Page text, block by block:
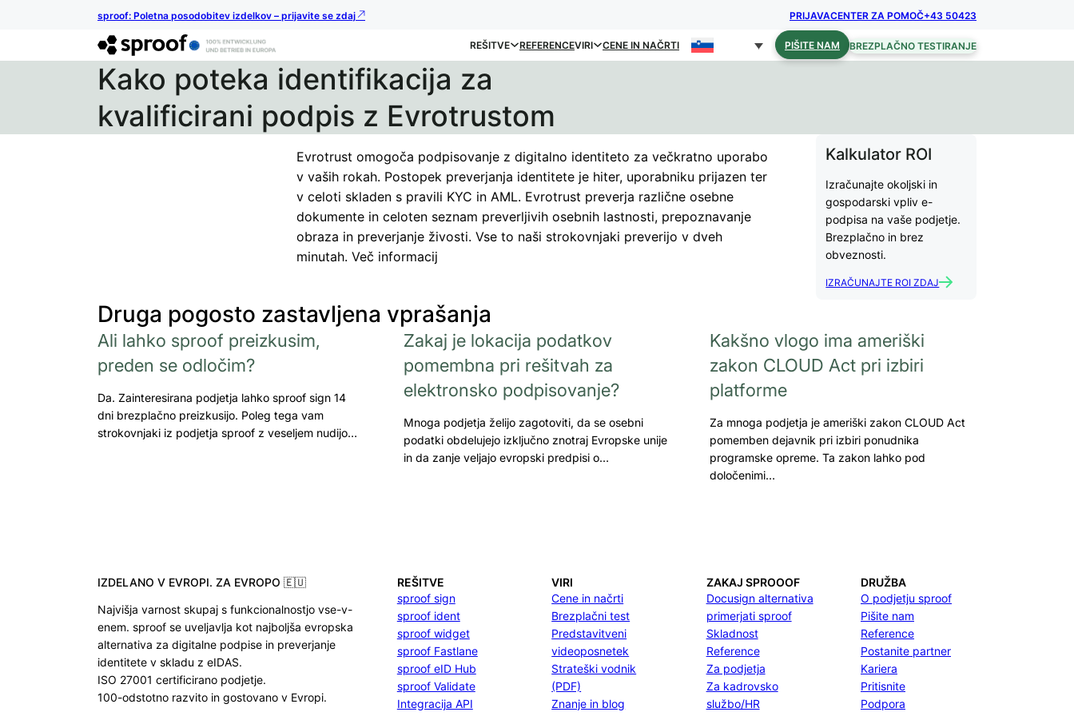
sproof: Poletna posodobitev izdelkov – prijavite se zdaj PRIJAVACENTER ZA POMOČ+43 50423
REŠITVE REFERENCEVIRI CENE IN NAČRTI PIŠITE NAM BREZPLAČNO TESTIRANJE
Kako poteka identifikacija za
kvalificirani podpis z Evrotrustom
Evrotrust omogoča podpisovanje z digitalno identiteto za večkratno uporabo
v vaših rokah. Postopek preverjanja identitete je hiter, uporabniku prijazen ter
v celoti skladen s pravili KYC in AML. Evrotrust preverja različne osebne
dokumente in celoten seznam preverljivih osebnih lastnosti, prepoznavanje
obraza in preverjanje živosti. Vse to naši strokovnjaki preverijo v dveh
minutah. Več informacij
Kalkulator ROI
Izračunajte okoljski in
gospodarski vpliv e-
podpisa na vaše podjetje.
Brezplačno in brez
obveznosti.
IZRAČUNAJTE ROI ZDAJ
Druga pogosto zastavljena vprašanja
Ali lahko sproof preizkusim,
preden se odločim?
Da. Zainteresirana podjetja lahko sproof sign 14
dni brezplačno preizkusijo. Poleg tega vam
strokovnjaki iz podjetja sproof z veseljem nudijo…
Zakaj je lokacija podatkov
pomembna pri rešitvah za
elektronsko podpisovanje?
Mnoga podjetja želijo zagotoviti, da se osebni
podatki obdelujejo izključno znotraj Evropske unije
in da zanje veljajo evropski predpisi o…
Kakšno vlogo ima ameriški
zakon CLOUD Act pri izbiri
platforme
Za mnoga podjetja je ameriški zakon CLOUD Act
pomemben dejavnik pri izbiri ponudnika
programske opreme. Ta zakon lahko pod
določenimi…
IZDELANO V EVROPI. ZA EVROPO 🇪🇺
Najvišja varnost skupaj s funkcionalnostjo vse-v-
enem. sproof se uveljavlja kot najboljša evropska
alternativa za digitalne podpise in preverjanje
identitete v skladu z eIDAS.
ISO 27001 certificirano podjetje.
100-odstotno razvito in gostovano v Evropi.
REŠITVE
sproof sign
sproof ident
sproof widget
sproof Fastlane
sproof eID Hub
sproof Validate
Integracija API
VIRI
Cene in načrti
Brezplačni test
Predstavitveni
videoposnetek
Strateški vodnik
(PDF)
Znanje in blog
ZAKAJ SPROOOF
Docusign alternativa
primerjati sproof
Skladnost
Reference
Za podjetja
Za kadrovsko
službo/HR
DRUŽBA
O podjetju sproof
Pišite nam
Reference
Postanite partner
Kariera
Pritisnite
Podpora